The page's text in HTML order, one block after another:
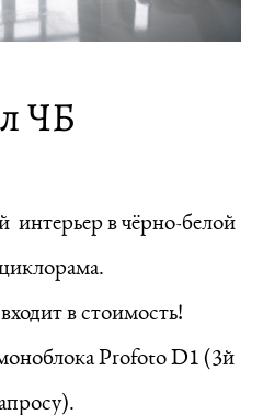
ЧБ
интерьер в чёрно-белой
в стоимость!
Profoto D1 (3й